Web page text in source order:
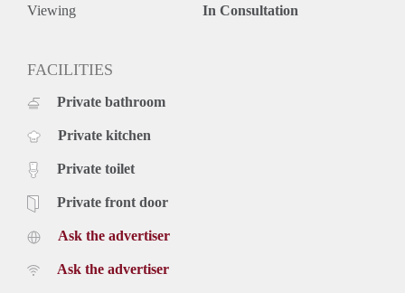
Viewing In Consultation
FACILITIES
Private bathroom
Private kitchen
Private toilet
Private front door
Ask the advertiser
Ask the advertiser